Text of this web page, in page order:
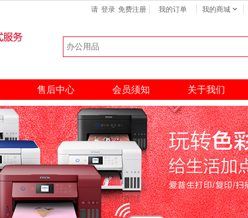
请 登录 免费注册 我的订单 我的商城
售后中心 会员须知 关于我们